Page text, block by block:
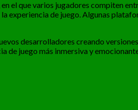
el que varios jugadores compiten
experiencia de juego. Algunas
desarrolladores creando
de juego más inmersiva y